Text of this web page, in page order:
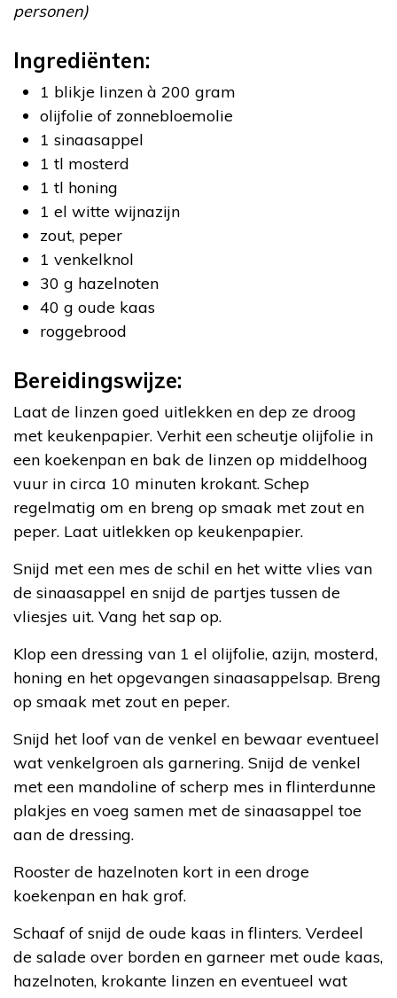
personen)
Ingrediënten:
1 blikje linzen à 200 gram
olijfolie of zonnebloemolie
1 sinaasappel
1 tl mosterd
1 tl honing
1 el witte wijnazijn
zout, peper
1 venkelknol
30 g hazelnoten
40 g oude kaas
roggebrood
Bereidingswijze:
Laat de linzen goed uitlekken en dep ze droog
met keukenpapier. Verhit een scheutje olijfolie in
een koekenpan en bak de linzen op middelhoog
vuur in circa 10 minuten krokant. Schep
regelmatig om en breng op smaak met zout en
peper. Laat uitlekken op keukenpapier.
Snijd met een mes de schil en het witte vlies van
de sinaasappel en snijd de partjes tussen de
vliesjes uit. Vang het sap op.
Klop een dressing van 1 el olijfolie, azijn, mosterd,
honing en het opgevangen sinaasappelsap. Breng
op smaak met zout en peper.
Snijd het loof van de venkel en bewaar eventueel
wat venkelgroen als garnering. Snijd de venkel
met een mandoline of scherp mes in flinterdunne
plakjes en voeg samen met de sinaasappel toe
aan de dressing.
Rooster de hazelnoten kort in een droge
koekenpan en hak grof.
Schaaf of snijd de oude kaas in flinters. Verdeel
de salade over borden en garneer met oude kaas,
hazelnoten, krokante linzen en eventueel wat